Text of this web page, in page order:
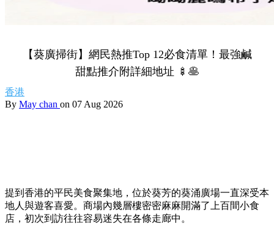
【葵廣掃街】網民熱推Top 12必食清單！最強鹹
甜點推介附詳細地址 🍢🥞
香港
By May chan on 07 Aug 2026
提到香港的平民美食聚集地，位於葵芳的葵涌廣場一直深受本
地人與遊客喜愛。商場內幾層樓密密麻麻開滿了上百間小食
店，初次到訪往往容易迷失在各條走廊中。